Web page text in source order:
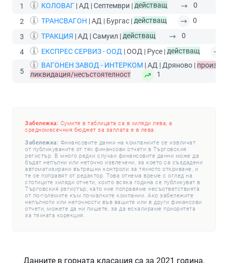
1
КОЛОВАГ | АД | Септември |действащ
0
2
ТРАНСВАГОН | АД | Бургас |действащ
0
3
ТРАКЦИЯ | АД | Самуил |действащ
0
4
ЕКСПРЕС СЕРВИЗ - ООД | ООД | Русе |действащ
5
ВАГОНЕН ЗАВОД - ИНТЕРКОМ | АД | Дряново |
ликвидация/несъстоятелност
1
Забележка: Сумите в таблицата са в хиляди лева, а
средномесечния бюджет за заплата е в лева.
Забележка: Финансовите данни на компаниите се извличат
от публикуваните от тях финансови отчети в Търговския
регистър. В много редки случаи финансовите данни може да
бъдат непълни или неточно извлечени, за което са създадени
автоматизирани вътрешни контроли за тяхното откриване, и
те се поправят от редактор. Това отнема време с оглед на
стотиците хиляди отчети, които всяка година се публикуват в
Търговския регистър, като ние поправяме несъответствията
от по-големите към по-малките компании. Ако забележите
непълноти или неточности във вашите или в други финансови
отчети, можете да ни пишете, за да ескалираме приоритета
за тяхната корекция.
Данните в горната класация са за 2021 година.